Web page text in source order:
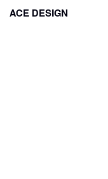
ACE DESIGN